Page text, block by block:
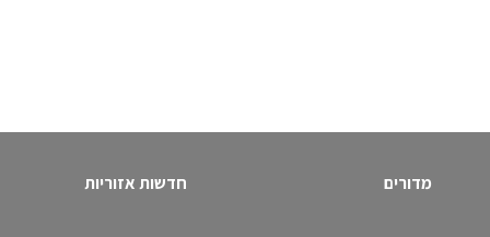
מדורים חדשות אזוריות